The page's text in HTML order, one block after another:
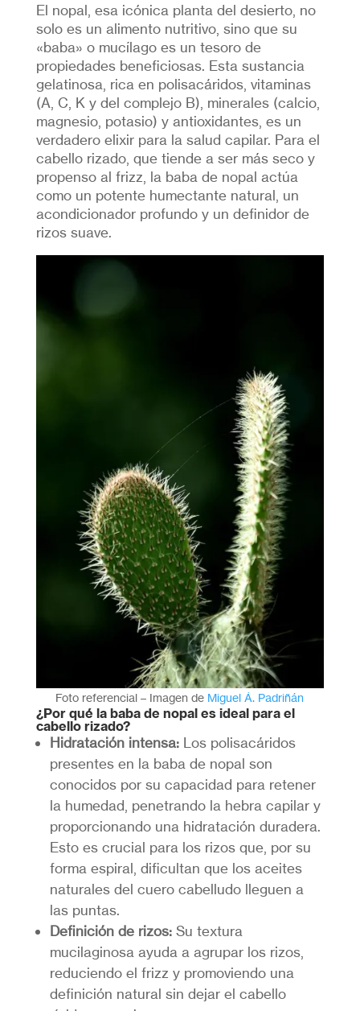
El nopal, esa icónica planta del desierto, no
solo es un alimento nutritivo, sino que su
«baba» o mucílago es un tesoro de
propiedades beneficiosas. Esta sustancia
gelatinosa, rica en polisacáridos, vitaminas
(A, C, K y del complejo B), minerales (calcio,
magnesio, potasio) y antioxidantes, es un
verdadero elixir para la salud capilar. Para el
cabello rizado, que tiende a ser más seco y
propenso al frizz, la baba de nopal actúa
como un potente humectante natural, un
acondicionador profundo y un definidor de
rizos suave.
Foto referencial – Imagen de Miguel Á. Padriñán
¿Por qué la baba de nopal es ideal para el
cabello rizado?
Hidratación intensa:Los polisacáridos
presentes en la baba de nopal son
conocidos por su capacidad para retener
la humedad, penetrando la hebra capilar y
proporcionando una hidratación duradera.
Esto es crucial para los rizos que, por su
forma espiral, dificultan que los aceites
naturales del cuero cabelludo lleguen a
las puntas.
Definición de rizos:Su textura
mucilaginosa ayuda a agrupar los rizos,
reduciendo el frizz y promoviendo una
definición natural sin dejar el cabello